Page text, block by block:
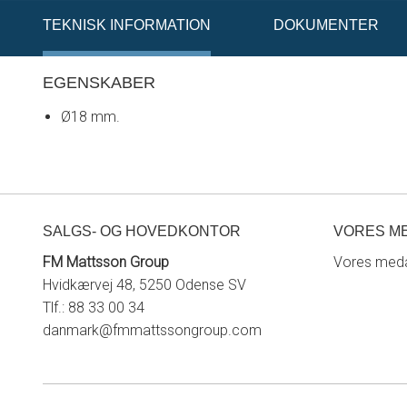
TEKNISK INFORMATION DOKUMENTER
EGENSKABER
Ø18 mm.
SALGS- OG HOVEDKONTOR
FM Mattsson Group
Hvidkærvej 48, 5250 Odense SV
Tlf.: 88 33 00 34
danmark@fmmattssongroup.com
VORES
Vores